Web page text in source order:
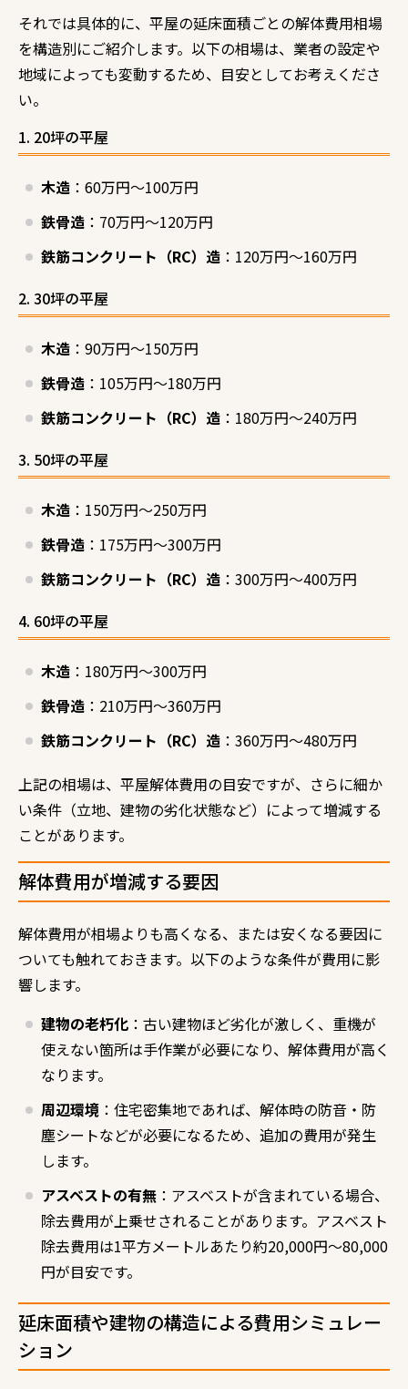
それでは具体的に、平屋の延床面積ごとの解体費用相場
を構造別にご紹介します。以下の相場は、業者の設定や
地域によっても変動するため、目安としてお考えくださ
い。
1. 20坪の平屋
木造 ：60万円～100万円
鉄骨造 ：70万円～120万円
鉄筋コンクリート（RC）造 ：120万円～160万円
2. 30坪の平屋
木造 ：90万円～150万円
鉄骨造 ：105万円～180万円
鉄筋コンクリート（RC）造 ：180万円～240万円
3. 50坪の平屋
木造 ：150万円～250万円
鉄骨造 ：175万円～300万円
鉄筋コンクリート（RC）造 ：300万円～400万円
4. 60坪の平屋
木造 ：180万円～300万円
鉄骨造 ：210万円～360万円
鉄筋コンクリート（RC）造 ：360万円～480万円
上記の相場は、平屋解体費用の目安ですが、さらに細か
い条件（立地、建物の劣化状態など）によって増減する
ことがあります。
解体費用が増減する要因
解体費用が相場よりも高くなる、または安くなる要因に
ついても触れておきます。以下のような条件が費用に影
響します。
建物の老朽化 ：古い建物ほど劣化が激しく、重機が
使えない箇所は手作業が必要になり、解体費用が高く
なります。
周辺環境 ：住宅密集地であれば、解体時の防音・防
塵シートなどが必要になるため、追加の費用が発生
します。
アスベストの有無 ：アスベストが含まれている場合、
除去費用が上乗せされることがあります。アスベスト
除去費用は1平方メートルあたり約20,000円〜80,000
円が目安です。
延床面積や建物の構造による費用シミュレー
ション